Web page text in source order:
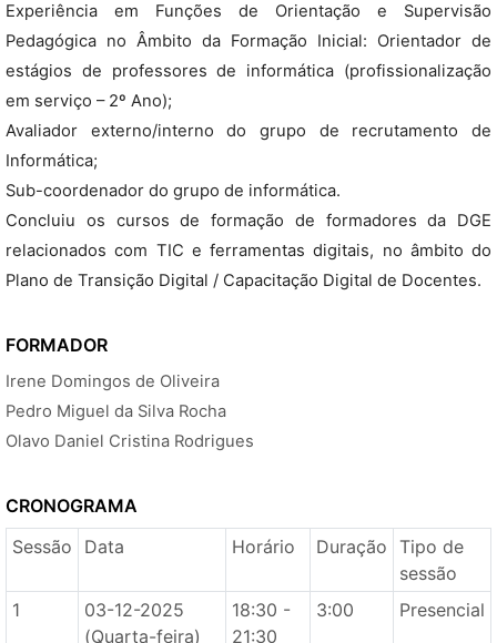
Experiência em Funções de Orientação e Supervisão
Pedagógica no Âmbito da Formação Inicial: Orientador de
estágios de professores de informática (profissionalização
em serviço – 2º Ano);
Avaliador externo/interno do grupo de recrutamento de
Informática;
Sub-coordenador do grupo de informática.
Concluiu os cursos de formação de formadores da DGE
relacionados com TIC e ferramentas digitais, no âmbito do
Plano de Transição Digital / Capacitação Digital de Docentes.
FORMADOR
Irene Domingos de Oliveira
Pedro Miguel da Silva Rocha
Olavo Daniel Cristina Rodrigues
CRONOGRAMA
Sessão
Data Horário Duração Tipo de
sessão
1
03-12-2025
(Quarta-feira)
18:30 -
21:30
3:00 Presencial